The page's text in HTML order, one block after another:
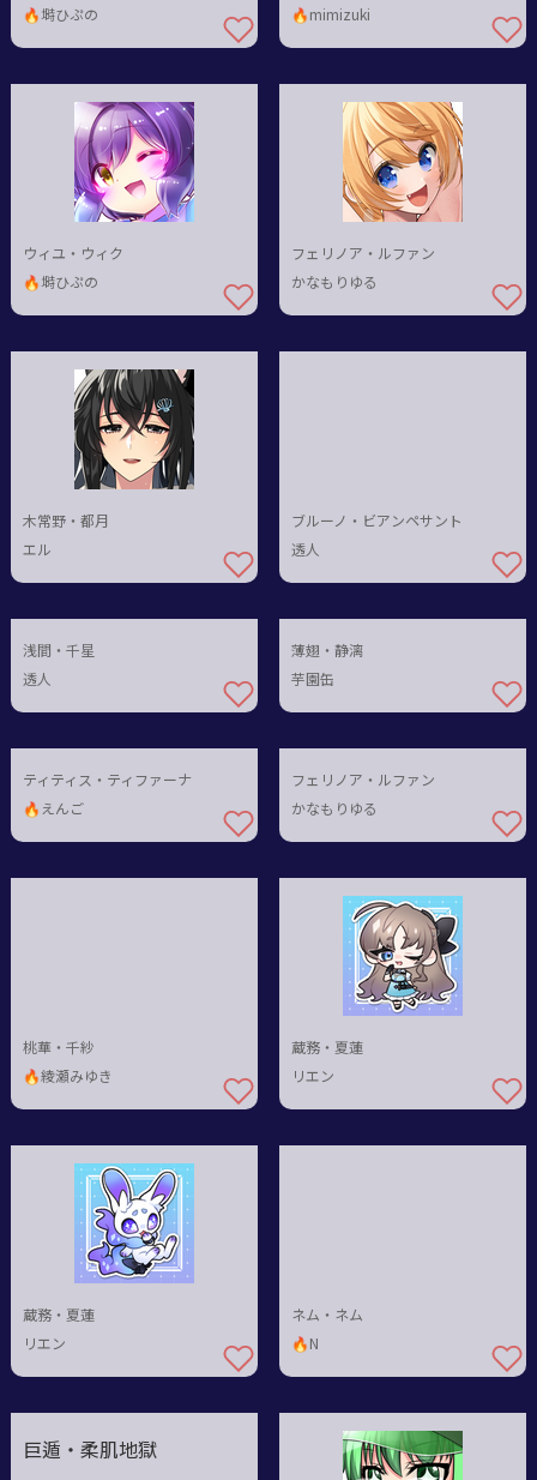
🔥塒ひぷの 🔥mimizuki
ウィユ・ウィク
🔥塒ひぷの
フェリノア・ルファン
かなもりゆる
木常野・都月
エル
ブルーノ・ビアンペサント
透人
浅間・千星
透人
薄翅・静漓
芋園缶
ティティス・ティファーナ
🔥えんご
フェリノア・ルファン
かなもりゆる
桃華・千紗
🔥綾瀬みゆき
蔵務・夏蓮
リエン
蔵務・夏蓮
リエン
ネム・ネム
🔥N
巨遁・柔肌地獄